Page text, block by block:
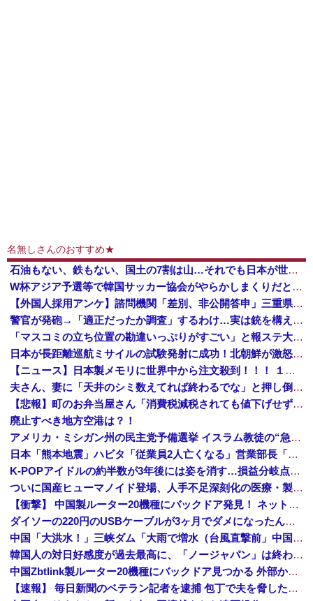
名無しさんのおすすめ★
石油もない、鉄もない、国土の7割は山…それでも日本が世界屈指の経済大国になれた「勤勉さ」以外の勝因！
W杯アジア予選等で韓国サッカー協会がやらかしまくりだと発覚、「いきなり共同開催になったしな」と日韓共催の件に言及する声も……
【外国人採用アンケ】諮問機関「差別、非公開答申」三重県「差別に当たらず、公表する方針を決定した」
警官が発砲→「適正だったか調査」するわけ…実は銃を構えただけで警察本部長まで報告！
「マスコミの立ち位置の勘違いっぷりがすごい」と報ステ大越キャスターの台詞に視聴者絶句、高市とトランプを同列視させようという思惑がひしひしと
日本が長距離巡航ミサイルの試験発射に成功！北朝鮮が激怒「日本が戦争国家になろうとしている」「絶対に傍観しない、必ず後悔させる」
【ニュース】日本製メモリに世界中から注文殺到！！！ １兆５０００億円で工場増築へ
夫さん、妻に「天井のシミ数えてれば終わるでな」と押し倒されて性行為 → 凄いことになるｗｗｗｗｗ
【悲報】町のお弁当屋さん「消費税減税されても値下げせず全て利益にする！」と宣言しネットで物議 → ｗｗｗｗｗｗｗｗｗｗｗｗｗｗ
廃止すべき地方空港は？！
アメリカ・ミシガン州の民主党予備選挙 イスラム教徒の“急進左派”候補が勝利確実に⋯トランプ氏は批判
日本「熊本地震」ハビタ「従業員2人亡くなる」営業部長「イオンのスタッフに制止されなかった」日本「部長が連絡後の店員行動を証言（謎」イオン「再入館可能の事実ない」→
K-POPアイドルの約半数が3年後には姿を消す…損益分岐点突破は4％未満
ついに国産ヒューマノイド登場、人手不足深刻化の医療・製造現場などでの活用想定！
【衝撃】 中国製ルーター20機種にバックドア発見！ ネットに繋ぐだけで35秒ごとに中国のサーバーと通信
ダイソーの220円のUSBケーブルが3ヶ月でダメになったんやが
中国「大洪水！」三峡ダム「大雨で増水（台風直撃前」中国ダム「緊急放流！」中国鉄道「列車が走行中に流される」中国避難所「支援物資は有料です」謎の勢力「え」→
韓国人の対日好感度が過去最高に、「ノージャパン」は終わった？＝ネット「中国より100倍いい」
中国Zbtlink製ルーター20機種にバックドア見つかる 外部から完全制御のおそれ
【速報】 毎日新聞のベテラン記者を逮捕 包丁で夫を脅した容疑